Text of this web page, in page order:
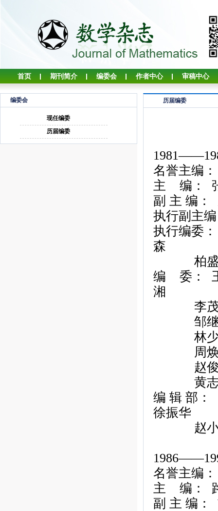
首页 期刊简介 编委会 作者中心 审稿中心
编委会
现任编委
历届编委
历届编委
名誉主编：
主
编：
副 主 编：
执行副主
执行编委：
森
柏
编
委：
湘
李
邹
林
周
赵
黄
编 辑 部：
徐振华
赵
名誉主编：
主
编：
副 主 编：